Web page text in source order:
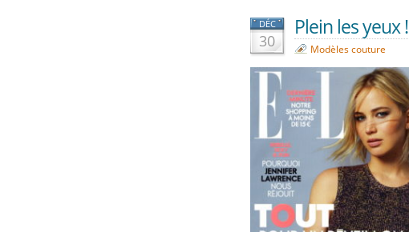
DÉC
30
Plein les yeux !
Modèles couture